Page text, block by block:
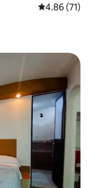
Calificación
4.86 (71)